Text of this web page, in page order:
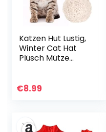
Katzen Hut Lustig,
Winter Cat Hat
Plüsch Mütze
Hunde Hut für
Accessories
€8.99